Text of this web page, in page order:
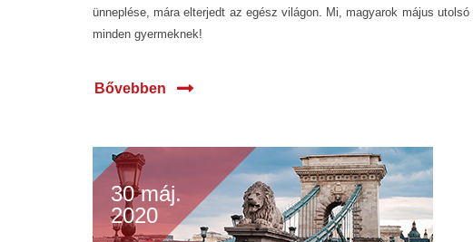
ünneplése, mára elterjedt az egész világon. Mi, magyarok május
minden gyermeknek!
Bővebben
30 máj.
2020